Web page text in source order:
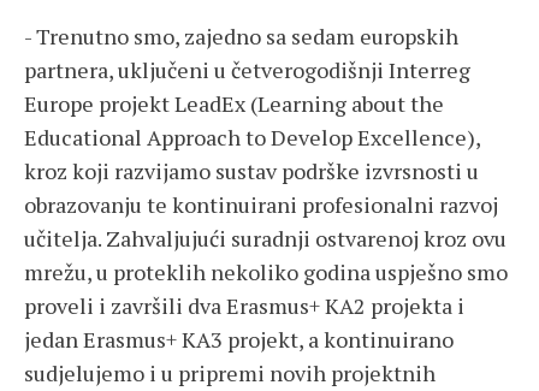
- Trenutno smo, zajedno sa sedam europskih
partnera, uključeni u četverogodišnji Interreg
Europe projekt LeadEx (Learning about the
Educational Approach to Develop Excellence),
kroz koji razvijamo sustav podrške izvrsnosti u
obrazovanju te kontinuirani profesionalni razvoj
učitelja. Zahvaljujući suradnji ostvarenoj kroz ovu
mrežu, u proteklih nekoliko godina uspješno smo
proveli i završili dva Erasmus+ KA2 projekta i
jedan Erasmus+ KA3 projekt, a kontinuirano
sudjelujemo i u pripremi novih projektnih